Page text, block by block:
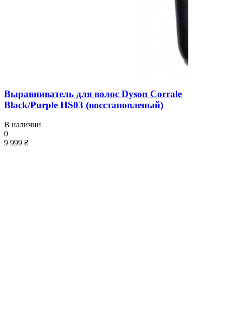
Выравниватель для волос Dyson Corrale
Black/Purple HS03 (восстановленый)
В наличии
0
9 999 ₴